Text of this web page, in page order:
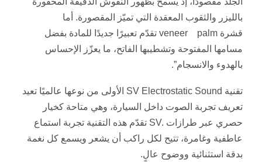
بالليزر والثقوب المعقدة التي تميّز المقصورة. أما
قشرة palm
veneer تقدّم تعبيرًا جديدًا للمادة بفضل
مسامها المفتوحة وتشطيبها الفاتح، ما يعزّز الإحساس
بالهدوء والانسجام.”
تقنية SV Electrostatic Sound الأولى من نوعها عالميًا تعيد
تعريف تجربة الصوت داخل السيارة، وهي متاحة كخيار
حصري عبر طرازات SV. تقدّم هذه التقنية تجربة استماع
عاطفية وغامرة، تتيح لكل راكب أن يشعر ويسمع كل نغمة
بدقة استثنائية ووضوح عالٍ.